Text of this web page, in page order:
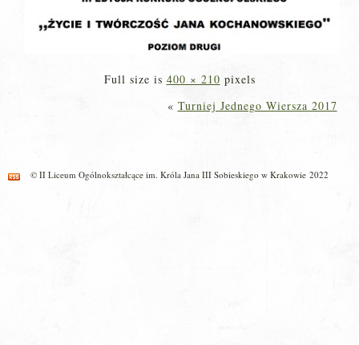
Full size is 400 × 210 pixels
« Turniej Jednego Wiersza 2017
© II Liceum Ogólnokształcące im. Króla Jana III Sobieskiego w Krakowie 2022